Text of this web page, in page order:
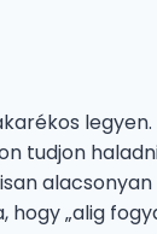
tudjon
„alig